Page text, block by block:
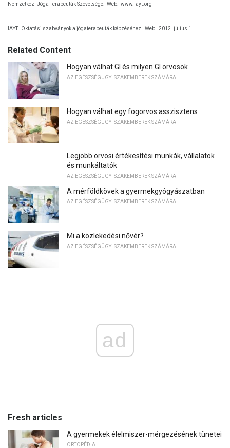
Nemzetközi Jóga Terapeuták Szövetsége. Web. www.iayt.org
IAYT. Oktatási szabványok a jógaterapeuták képzéséhez. Web. 2012. július 1.
Related Content
Hogyan válhat GI és milyen GI orvosok
AZ EGÉSZSÉGÜGYI SZAKEMBEREK SZÁMÁRA
Hogyan válhat egy fogorvos asszisztens
AZ EGÉSZSÉGÜGYI SZAKEMBEREK SZÁMÁRA
Legjobb orvosi értékesítési munkák, vállalatok
és munkáltatók
AZ EGÉSZSÉGÜGYI SZAKEMBEREK SZÁMÁRA
A mérföldkövek a gyermekgyógyászatban
AZ EGÉSZSÉGÜGYI SZAKEMBEREK SZÁMÁRA
Mi a közlekedési nővér?
AZ EGÉSZSÉGÜGYI SZAKEMBEREK SZÁMÁRA
ad
Fresh articles
A gyermekek élelmiszer-mérgezésének tünetei
ORTOPÉDIA